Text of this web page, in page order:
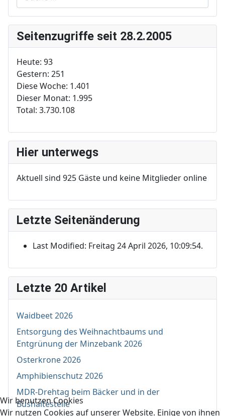
Seitenzugriffe seit 28.2.2005
Heute: 93
Gestern: 251
Diese Woche: 1.401
Dieser Monat: 1.995
Total: 3.730.108
Hier unterwegs
Aktuell sind 925 Gäste und keine Mitglieder online
Letzte Seitenänderung
Last Modified: Freitag 24 April 2026, 10:09:54.
Letzte 20 Artikel
Waidbeet 2026
Entsorgung des Weihnachtbaums und
Entgrünung der Minzebank 2026
Osterkrone 2026
Amphibienschutz 2026
MDR-Drehtag beim Bäcker und in der
Bushaltestelle
Wir benutzen Cookies
Wir nutzen Cookies auf unserer Website. Einige von ihnen